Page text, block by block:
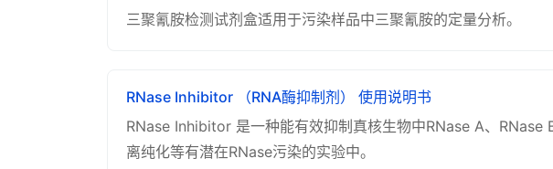
三聚氰胺检测试剂盒适用于污染样品中三聚氰胺的定量分析。
RNase Inhibitor （RNA酶抑制剂） 使用说明书
RNase Inhibitor 是一种能有效抑制真核生物中RNase A、
离纯化等有潜在RNase污染的实验中。